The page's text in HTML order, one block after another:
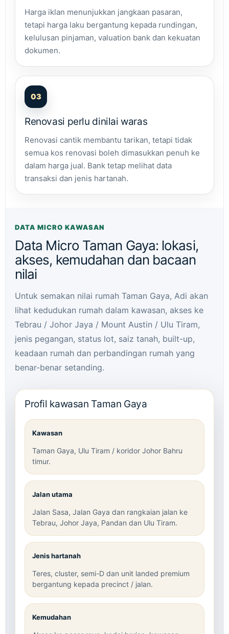
Harga iklan menunjukkan jangkaan pasaran,
tetapi harga laku bergantung kepada rundingan,
kelulusan pinjaman, valuation bank dan kekuatan
dokumen.
03
Renovasi perlu dinilai waras
Renovasi cantik membantu tarikan, tetapi tidak
semua kos renovasi boleh dimasukkan penuh ke
dalam harga jual. Bank tetap melihat data
transaksi dan jenis hartanah.
DATA MICRO KAWASAN
Data Micro Taman Gaya: lokasi,
akses, kemudahan dan bacaan
nilai
Untuk semakan nilai rumah Taman Gaya, Adi akan
lihat kedudukan rumah dalam kawasan, akses ke
Tebrau / Johor Jaya / Mount Austin / Ulu Tiram,
jenis pegangan, status lot, saiz tanah, built-up,
keadaan rumah dan perbandingan rumah yang
benar-benar setanding.
Profil kawasan Taman Gaya
Kawasan
Taman Gaya, Ulu Tiram / koridor Johor Bahru
timur.
Jalan utama
Jalan Sasa, Jalan Gaya dan rangkaian jalan ke
Tebrau, Johor Jaya, Pandan dan Ulu Tiram.
Jenis hartanah
Teres, cluster, semi-D dan unit landed premium
bergantung kepada precinct / jalan.
Kemudahan